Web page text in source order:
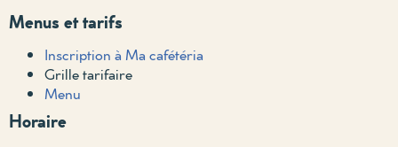
Menus et tarifs
Inscription à Ma cafétéria
Grille tarifaire
Menu
Horaire